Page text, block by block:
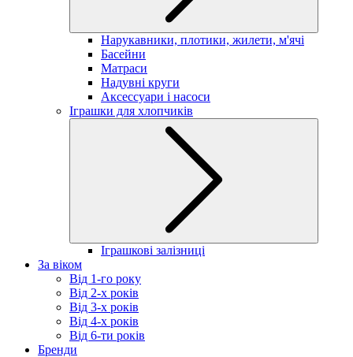
Нарукавники, плотики, жилети, м'ячі
Басейни
Матраси
Надувні круги
Аксессуари і насоси
Іграшки для хлопчиків
Іграшкові залізниці
За віком
Від 1-го року
Від 2-х років
Від 3-х років
Від 4-х років
Від 6-ти років
Бренди